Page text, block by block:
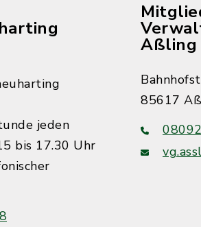
jeden
bis 17.30 Uhr
Aßling
85617